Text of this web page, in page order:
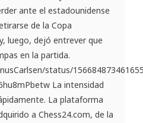
ante el estadounidense
de la Copa
luego, dejó entrever que
en la partida.
status/
La intensidad
La plataforma
a Chess24.com, de la